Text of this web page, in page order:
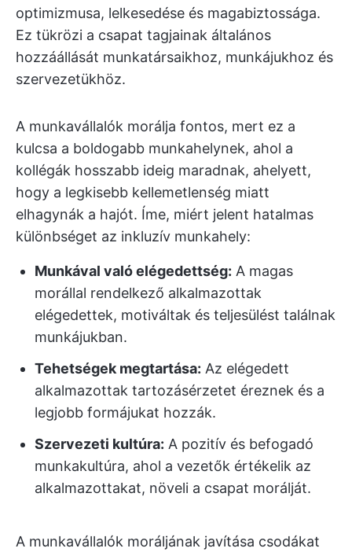
optimizmusa, lelkesedése és magabiztossága.
Ez tükrözi a csapat tagjainak általános
hozzáállását munkatársaikhoz, munkájukhoz és
szervezetükhöz.
A munkavállalók morálja fontos, mert ez a
kulcsa a boldogabb munkahelynek, ahol a
kollégák hosszabb ideig maradnak, ahelyett,
hogy a legkisebb kellemetlenség miatt
elhagynák a hajót. Íme, miért jelent hatalmas
különbséget az inkluzív munkahely:
Munkával való elégedettség: A magas
morállal rendelkező alkalmazottak
elégedettek, motiváltak és teljesülést találnak
munkájukban.
Tehetségek megtartása: Az elégedett
alkalmazottak tartozásérzetet éreznek és a
legjobb formájukat hozzák.
Szervezeti kultúra: A pozitív és befogadó
munkakultúra, ahol a vezetők értékelik az
alkalmazottakat, növeli a csapat morálját.
A munkavállalók moráljának javítása csodákat